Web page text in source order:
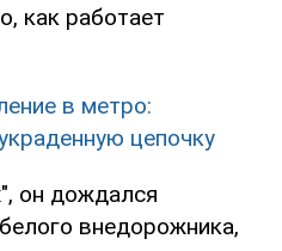
как работает
в метро:
цепочку
он дождался
внедорожника,